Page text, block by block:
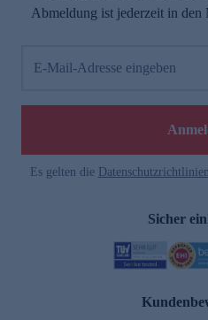
Abmeldung ist jederzeit in
E-Mail-Adresse eingeben
Es gelten die Datenschutzrichtlinien
Sicher